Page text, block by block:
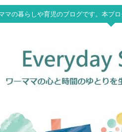
マの暮らしや育児のブログです。本ブ